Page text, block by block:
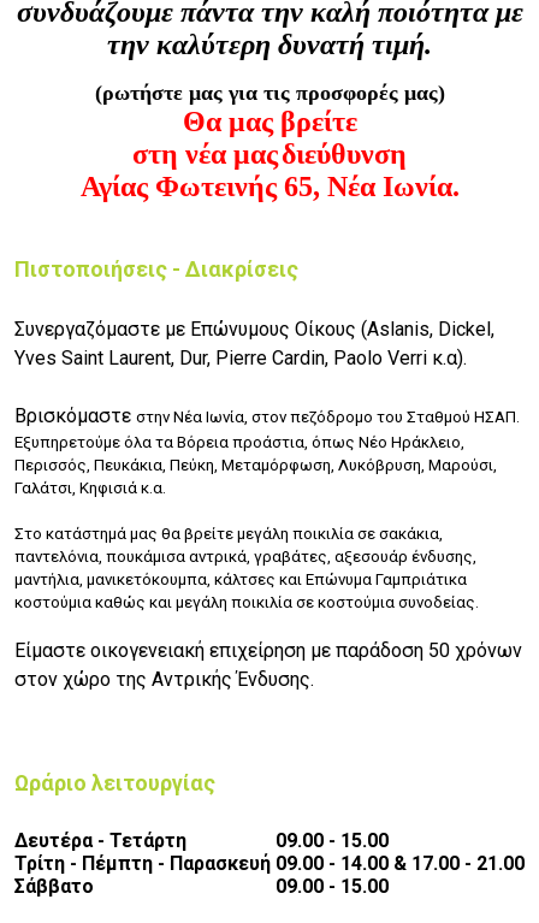
συνδυάζουμε πάντα την καλή ποιότητα με
την καλύτερη δυνατή τιμή.
(ρωτήστε μας για τις προσφορές μας)
Θα μας βρείτε
στη νέα μαςδιεύθυνση
Αγίας Φωτεινής 65, Νέα Ιωνία.
Πιστοποιήσεις - Διακρίσεις
Συνεργαζόμαστε με Επώνυμους Οίκους (Aslanis, Dickel,
Yves Saint Laurent, Dur, Pierre Cardin, Paolo Verri κ.α).
Βρισκόμαστε στην Νέα Ιωνία, στον πεζόδρομο του Σταθμού ΗΣΑΠ.
Εξυπηρετούμε όλα τα Βόρεια προάστια, όπως Νέο Ηράκλειο,
Περισσός, Πευκάκια, Πεύκη, Μεταμόρφωση, Λυκόβρυση, Μαρούσι,
Γαλάτσι, Κηφισιά κ.α.
Στο κατάστημά μας θα βρείτε μεγάλη ποικιλία σε σακάκια,
παντελόνια, πουκάμισα αντρικά, γραβάτες, αξεσουάρ ένδυσης,
μαντήλια, μανικετόκουμπα, κάλτσες και Επώνυμα Γαμπριάτικα
κοστούμια καθώς και μεγάλη ποικιλία σε κοστούμια συνοδείας.
Είμαστε οικογενειακή επιχείρηση με παράδοση 50 χρόνων
στον χώρο της Αντρικής Ένδυσης.
Ωράριο λειτουργίας
Δευτέρα - Τετάρτη
09.00 - 15.00
Τρίτη - Πέμπτη - Παρασκευή 09.00 - 14.00 & 17.00 - 21.00
Σάββατο
09.00 - 15.00